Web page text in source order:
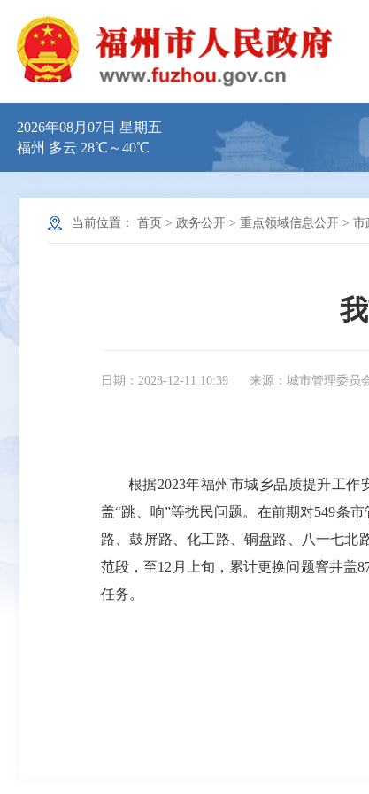
2026年08月07日 星期五
福州 多云 28℃～40℃
当前位置： 首页 > 政务公开 > 重点领域信息公开 > 市
日期：2023-12-11 10:39 来源：城市管理委员
根据2023年福州市城乡品质提升工
盖“跳、响”等扰民问题。在前期对549条
路、鼓屏路、化工路、铜盘路、八一七北
范段，至12月上旬，累计更换问题窨井盖
任务。